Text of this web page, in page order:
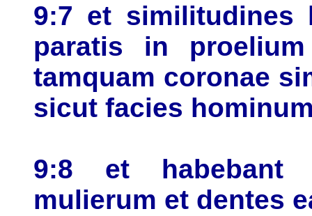
9:7 et similitudines
paratis in
tamquam coronae
sicut facies
9:8 et habebant
mulierum et dentes